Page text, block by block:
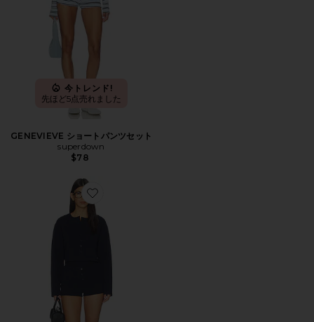
今トレンド!
先ほど5点売れました
GENEVIEVE ショートパンツセット
superdown
$78
Favorite TRINA ショートパンツセット